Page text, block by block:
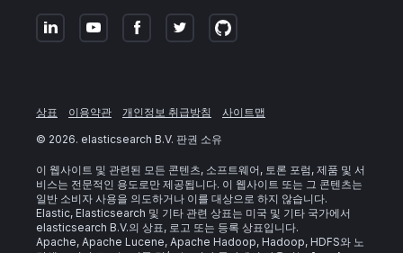
상표 이용약관 개인정보 취급방침
사이트맵
© 2026. elasticsearch B.V. 판권 소유
이 웹사이트 및 관련된 모든 콘텐츠, 소프트웨어, 토론 포럼, 제품 및 서
비스는 전문적인 용도로만 제공됩니다. 이 웹사이트 또는 그 콘텐츠는
일반 소비자 사용을 의도하거나 이를 대상으로 하지 않습니다.
Elastic, Elasticsearch 및 기타 관련 상표는 미국 및 기타 국가에서
elasticsearch B.V.의 상표, 로고 또는 등록 상표입니다.
Apache, Apache Lucene, Apache Hadoop, Hadoop, HDFS와 노